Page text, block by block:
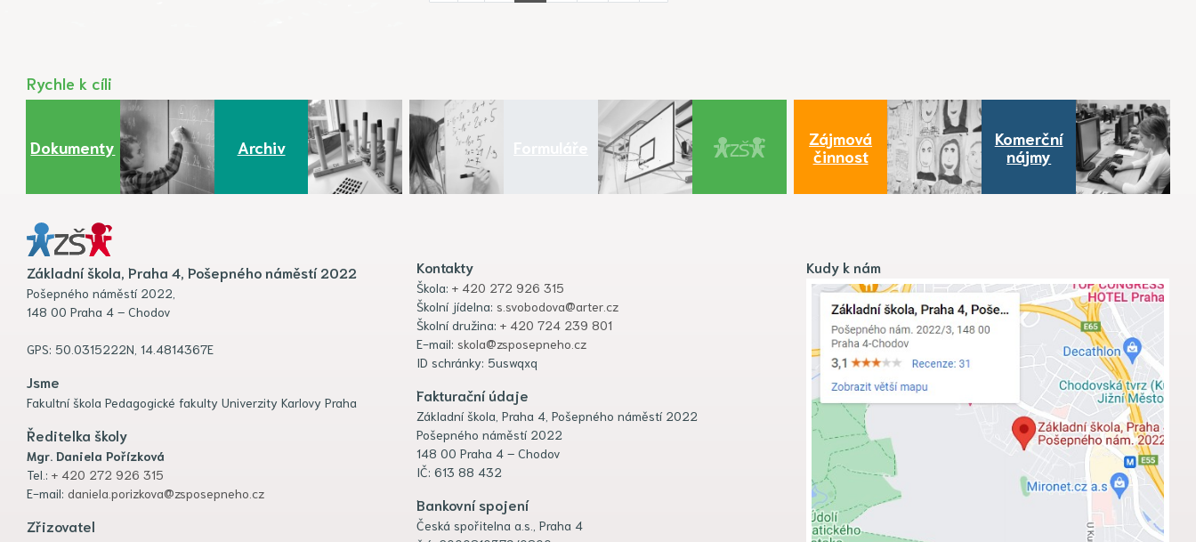
Rychle k cíli
Dokumenty Archiv
Zájmová
činnost
Komerční
nájmy
Základní škola, Praha 4, Pošepného náměstí 2022
Pošepného náměstí 2022,
148 00 Praha 4 – Chodov
GPS: 50.0315222N, 14.4814367E
Jsme
Fakultní škola Pedagogické fakulty Univerzity Karlovy Praha
Ředitelka školy
Mgr. Daniela Pořízková
Tel.: + 420 272 926 315
E-mail: daniela.porizkova@zsposepneho.cz
Zřizovatel
Kontakty
Škola: + 420 272 926 315
Školní jídelna: s.svobodova@arter.cz
Školní družina: + 420 724 239 801
E-mail: skola@zsposepneho.cz
ID schránky: 5uswqxq
Fakturační údaje
Základní škola, Praha 4, Pošepného náměstí 2022
Pošepného náměstí 2022
148 00 Praha 4 – Chodov
IČ: 613 88 432
Bankovní spojení
Česká spořitelna a.s., Praha 4
Kudy k nám